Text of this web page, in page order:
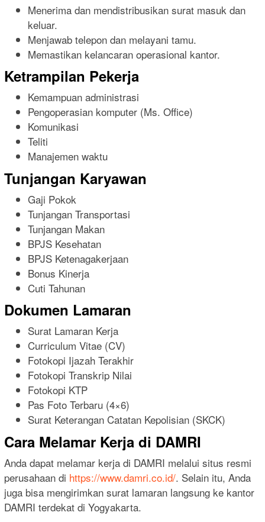
Menerima dan mendistribusikan surat masuk dan
keluar.
Menjawab telepon dan melayani tamu.
Memastikan kelancaran operasional kantor.
Ketrampilan Pekerja
Kemampuan administrasi
Pengoperasian komputer (Ms. Office)
Komunikasi
Teliti
Manajemen waktu
Tunjangan Karyawan
Gaji Pokok
Tunjangan Transportasi
Tunjangan Makan
BPJS Kesehatan
BPJS Ketenagakerjaan
Bonus Kinerja
Cuti Tahunan
Dokumen Lamaran
Surat Lamaran Kerja
Curriculum Vitae (CV)
Fotokopi Ijazah Terakhir
Fotokopi Transkrip Nilai
Fotokopi KTP
Pas Foto Terbaru (4×6)
Surat Keterangan Catatan Kepolisian (SKCK)
Cara Melamar Kerja di DAMRI
Anda dapat melamar kerja di DAMRI melalui situs resmi
perusahaan di https://www.damri.co.id/. Selain itu, Anda
juga bisa mengirimkan surat lamaran langsung ke kantor
DAMRI terdekat di Yogyakarta.